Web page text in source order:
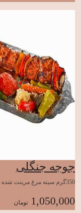
جوجه جنگلی
350گرم سینه مرغ مرینت شده با رب گوجه.ماست چیلی.ادو
1,050,000 تومان